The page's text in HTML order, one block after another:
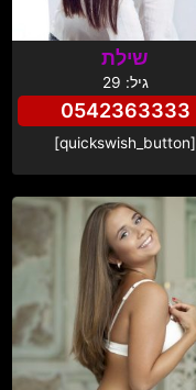
שילת
גיל: 29
0542363333
[quickswish_button]